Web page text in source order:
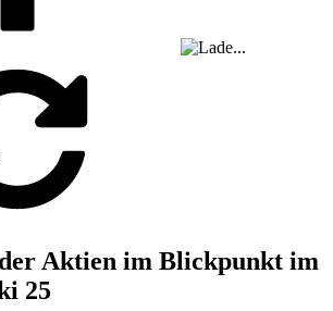
Aktien im Blickpunkt im
25